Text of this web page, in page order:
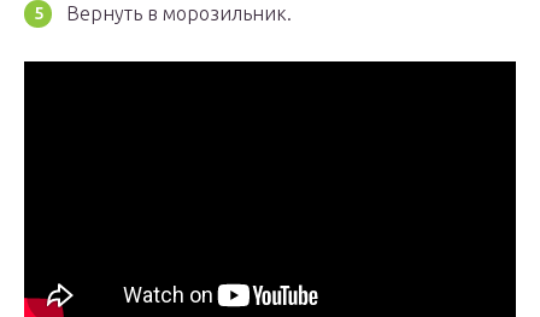
Вернуть в морозильник.